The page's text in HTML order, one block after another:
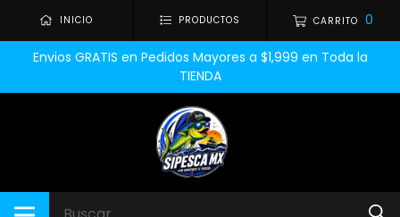
INICIO PRODUCTOS CARRITO 0
Envios GRATIS en Pedidos Mayores a $1,999 en Toda la
TIENDA